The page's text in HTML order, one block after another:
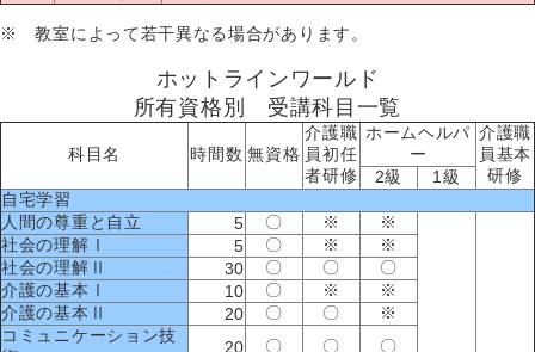
※ 教室によって若干異なる場合があります。
ホットラインワールド
所有資格別 受講科目一覧
科目名 時間数 無資格
介護職
員初任
者研修
ホームヘルパ
ー
介護職
員基本
研修
2級
1級
自宅学習
人間の尊重と自立
5 〇 ※ ※
社会の理解Ⅰ 5 〇 ※
※
社会の理解Ⅱ
30 〇 〇
〇
介護の基本Ⅰ
10 〇 ※
※
介護の基本Ⅱ
20 〇 〇
※
コミュニケーション技
20 〇 〇
〇